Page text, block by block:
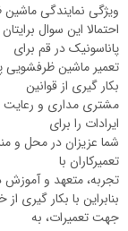
ویژگی نمایندگی
احتمالا این سوال
پاناسونیک در قم برای
تعمیر ماشین ظرفشویی
بکار گیری از قوانین
مشتری مداری و رعایت
ایرادات را برای
شما عزیزان در محل و
تعمیرکاران با
تجربه، متعهد و
بنابراین با بکار
جهت تعمیرات، به